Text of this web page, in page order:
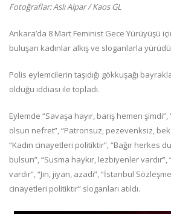
Fotoğraflar: Aslı Alpar / Kaos GL
Ankara’da 8 Mart Feminist Gece Yürüyüşü
buluşan kadınlar alkış ve sloganlarla
Polis eylemcilerin taşıdığı gökkuşağı
olduğu iddiası ile topladı.
Eylemde “Savaşa hayır, barış hemen
olsun nefret”, “Patronsuz, pezevenksiz,
“Kadın cinayetleri politiktir”, “Bağır herkes
bulsun”, “Susma haykır, lezbiyenler
vardır”, “Jin, jiyan, azadi”, “İstanbul
cinayetleri politiktir” sloganları atıldı.